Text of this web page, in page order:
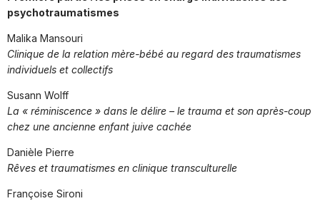
psychotraumatismes
Malika Mansouri
Clinique de la relation mère-bébé au regard des traumatismes
individuels et collectifs
Susann Wolff
La « réminiscence » dans le délire – le trauma et son après-coup
chez une ancienne enfant juive cachée
Danièle Pierre
Rêves et traumatismes en clinique transculturelle
Françoise Sironi